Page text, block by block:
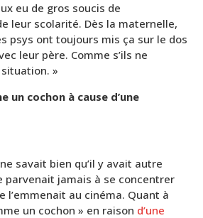
eu de gros soucis de
leur scolarité. Dès la maternelle,
psys ont toujours mis ça sur le dos
leur père. Comme s’ils ne
»
un cochon à cause d’une
savait bien qu’il y avait autre
parvenait jamais à se concentrer
l’emmenait au cinéma. Quant à
un cochon » en raison d’une